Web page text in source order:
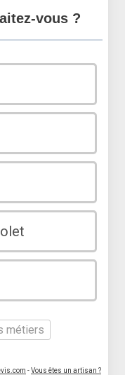
vous ?
métiers
-Vous êtes un artisan ?